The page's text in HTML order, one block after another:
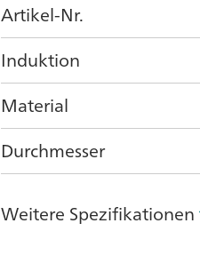
Artikel-Nr.
Induktion
Material
Durchmesser
Weitere Spezifikationen